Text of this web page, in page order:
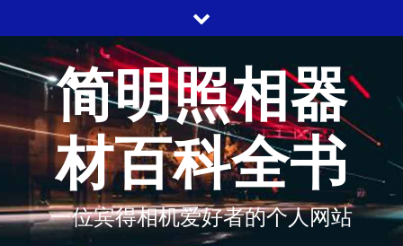
至
内
简明照相器
材百科全书
一位宾得相机爱好者的个人网站